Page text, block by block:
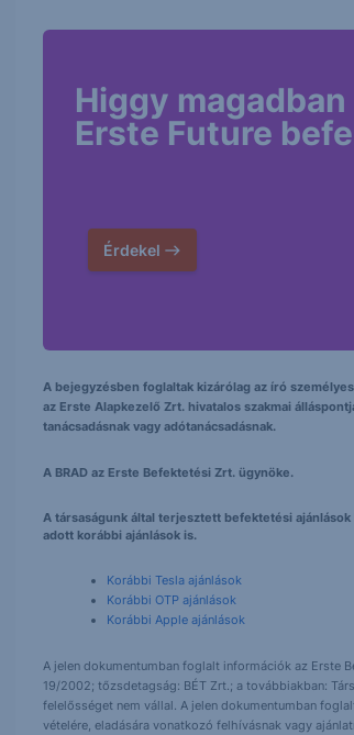
Higgy
Erste Future
Érdekel
A bejegyzésben foglaltak kizárólag az író
az Erste Alapkezelő Zrt. hivatalos szakmai
tanácsadásnak vagy adótanácsadásnak.
A BRAD az Erste Befektetési Zrt. ügynöke.
A társaságunk által terjesztett befektetési
adott korábbi ajánlások is.
Korábbi Tesla ajánlások
Korábbi OTP ajánlások
Korábbi Apple ajánlások
A jelen dokumentumban foglalt információk az Erste
19/2002; tőzsdetagság: BÉT Zrt.; a továbbiakban:
felelősséget nem vállal. A jelen dokumentumban
vételére, eladására vonatkozó felhívásnak vagy